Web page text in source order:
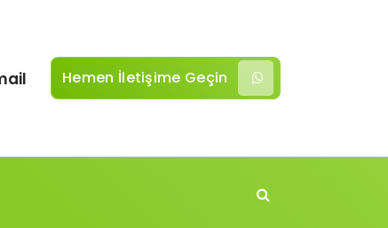
Hemen İletişime Geçin